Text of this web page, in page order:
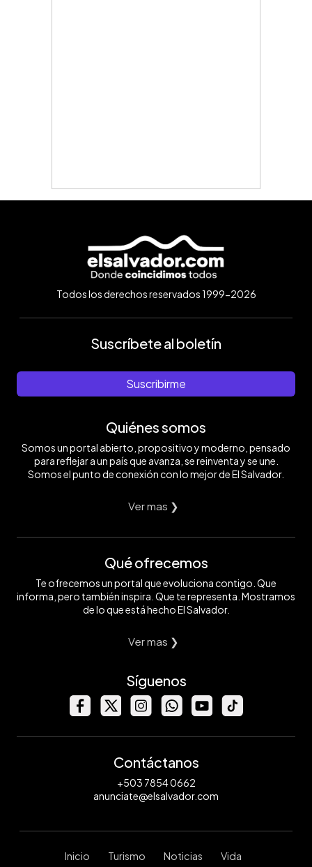
Todos los derechos reservados 1999-2026
Suscríbete al boletín
Suscribirme
Quiénes somos
Somos un portal abierto, propositivo y moderno, pensado
para reflejar a un país que avanza, se reinventa y se une.
Somos el punto de conexión con lo mejor de El Salvador.
Ver mas ❯
Qué ofrecemos
Te ofrecemos un portal que evoluciona contigo. Que
informa, pero también inspira. Que te representa. Mostramos
de lo que está hecho El Salvador.
Ver mas ❯
Síguenos
Contáctanos
+503 7854 0662
anunciate@elsalvador.com
Inicio Turismo Noticias Vida